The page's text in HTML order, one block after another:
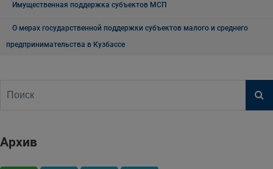
Имущественная поддержка субъектов МСП
О мерах государственной поддержки субъектов малого и среднего
предпринимательства в Кузбассе
Архив